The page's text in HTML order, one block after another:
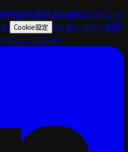
約販売条件法的通知アクセシビ
Cookie設定 EU オンライン紛争
)ニュースレター